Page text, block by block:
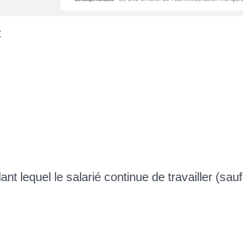
lequel le salarié continue de travailler (sauf